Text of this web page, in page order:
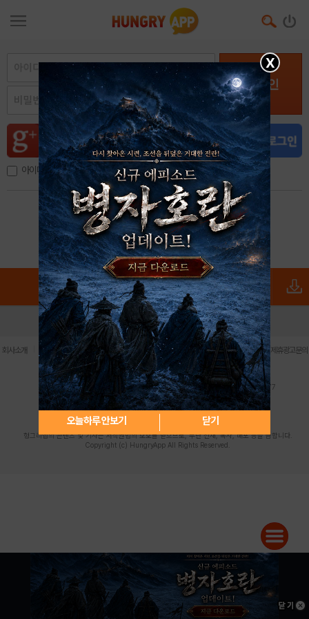
로그인
아이디, 이메일 저장
아이디 / 비밀번호 찾기 회원가입
X
오늘하루 안보기 닫기
로그인 PC버전 전체앱
회사소개 이용약관 | 개인정보 처리방침 | 청소년 보호정책 | 불법촬영물 신고센터 | 제휴광고문의
사업자등록번호:119-86-61101 (주)스마트나우 대표이사:송현두
주소: 서울시 금천구 가산디지털1로 171 연락처:063-284-8635 팩스:02-6265-0377
청소년보호책임자:김동욱desk@hungryapp.co.kr
등록번호:서울아02322 | 등록일자:2016년4월25일
발행인:(주)스마트나우 송현두 | 편집인:김동욱
헝그리앱의 콘텐츠 및 기사는 저작권법의 보호를 받으므로, 무단 전재, 복사, 배포 등을 금합니다.
Copyright (c) HungryApp All Rights Reserved.